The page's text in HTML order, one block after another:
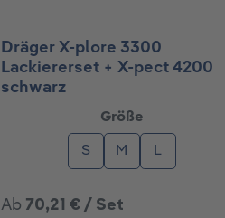
Dräger X-plore 3300
Lackiererset + X-pect 4200
schwarz
Größeauswählen
S M L
Ab 70,21 € / Set